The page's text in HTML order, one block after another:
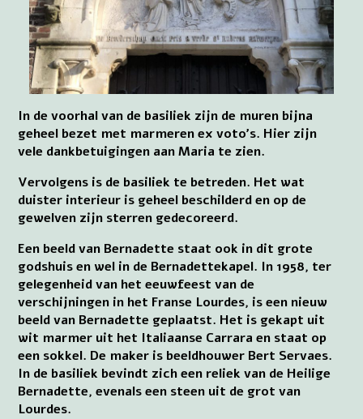
In de voorhal van de basiliek zijn de muren bijna
geheel bezet met marmeren ex voto’s. Hier zijn
vele dankbetuigingen aan Maria te zien.
Vervolgens is de basiliek te betreden. Het wat
duister interieur is geheel beschilderd en op de
gewelven zijn sterren gedecoreerd.
Een beeld van Bernadette staat ook in dit grote
godshuis en wel in de Bernadettekapel. In 1958, ter
gelegenheid van het eeuwfeest van de
verschijningen in het Franse Lourdes, is een nieuw
beeld van Bernadette geplaatst. Het is gekapt uit
wit marmer uit het Italiaanse Carrara en staat op
een sokkel. De maker is beeldhouwer Bert Servaes.
In de basiliek bevindt zich een reliek van de Heilige
Bernadette, evenals een steen uit de grot van
Lourdes.